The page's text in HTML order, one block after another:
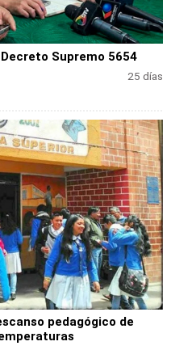
Supremo 5654
25 días
pedagógico de